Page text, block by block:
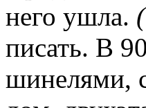
него ушла.
писать. В
шинелями,